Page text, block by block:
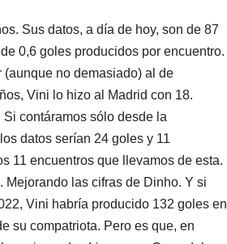
Sus datos, a día de hoy, son de 87
0,6 goles producidos por encuentro.
(aunque no demasiado) al de
Vini lo hizo al Madrid con 18.
contáramos sólo desde la
datos serían 24 goles y 11
11 encuentros que llevamos de esta.
Mejorando las cifras de Dinho. Y si
Vini habría producido 132 goles en
su compatriota. Pero es que, en